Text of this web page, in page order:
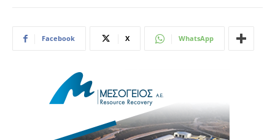
Facebook X WhatsApp